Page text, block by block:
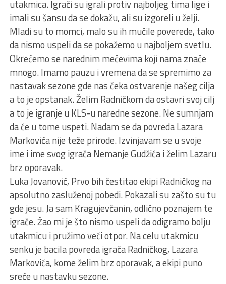
utakmica. Igrači su igrali protiv najboljeg tima lige i
imali su šansu da se dokažu, ali su izgoreli u želji.
Mladi su to momci, malo su ih mučile poverede, tako
da nismo uspeli da se pokažemo u najboljem svetlu.
Okrećemo se narednim mečevima koji nama znače
mnogo. Imamo pauzu i vremena da se spremimo za
nastavak sezone gde nas čeka ostvarenje našeg cilja
a to je opstanak. Želim Radničkom da ostavri svoj cilj
a to je igranje u KLS-u naredne sezone. Ne sumnjam
da će u tome uspeti. Nadam se da povreda Lazara
Markovića nije teže prirode. Izvinjavam se u svoje
ime i ime svog igrača Nemanje Gudžića i želim Lazaru
brz oporavak.
Luka Jovanović, Prvo bih čestitao ekipi Radničkog na
apsolutno zasluženoj pobedi. Pokazali su zašto su tu
gde jesu. Ja sam Kragujevčanin, odlično poznajem te
igrače. Žao mi je što nismo uspeli da odigramo bolju
utakmicu i pružimo veći otpor. Na celu utakmicu
senku je bacila povreda igrača Radničkog, Lazara
Markovića, kome želim brz oporavak, a ekipi puno
sreće u nastavku sezone.